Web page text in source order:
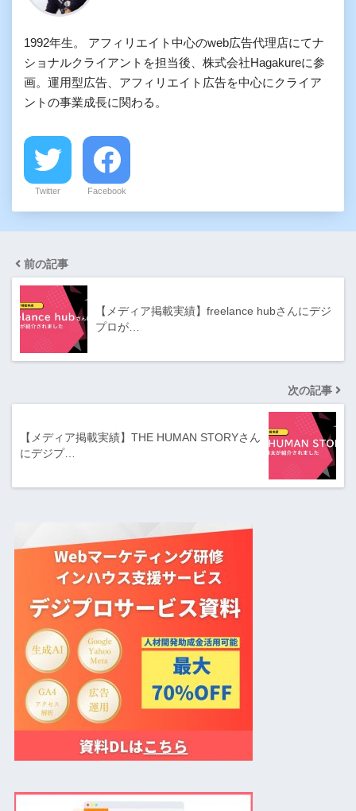
1992年生。 アフィリエイト中心のweb広告代理店にてナ
ショナルクライアントを担当後、株式会社Hagakureに参
画。運用型広告、アフィリエイト広告を中心にクライア
ントの事業成長に関わる。
Twitter Facebook
前の記事
【メディア掲載実績】freelance hubさんにデジ
プロが…
次の記事
【メディア掲載実績】THE HUMAN STORYさん
にデジプ…